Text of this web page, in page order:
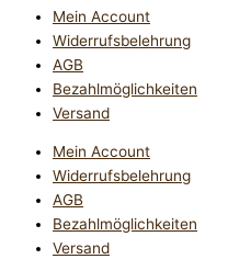
Mein Account
Widerrufsbelehrung
AGB
Bezahlmöglichkeiten
Versand
Mein Account
Widerrufsbelehrung
AGB
Bezahlmöglichkeiten
Versand